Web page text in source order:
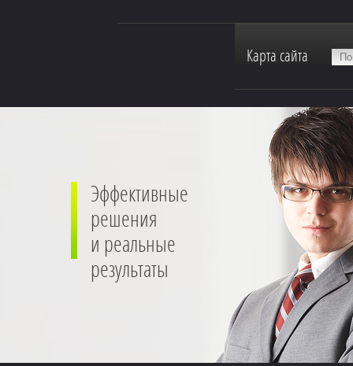
Карта сайта
Эффективные
решения
и реальные
результаты